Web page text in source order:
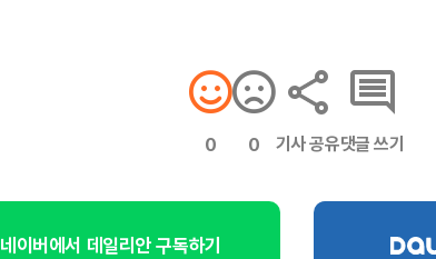
0 0 기사 공유댓글 쓰기
네이버에서 데일리안 구독하기